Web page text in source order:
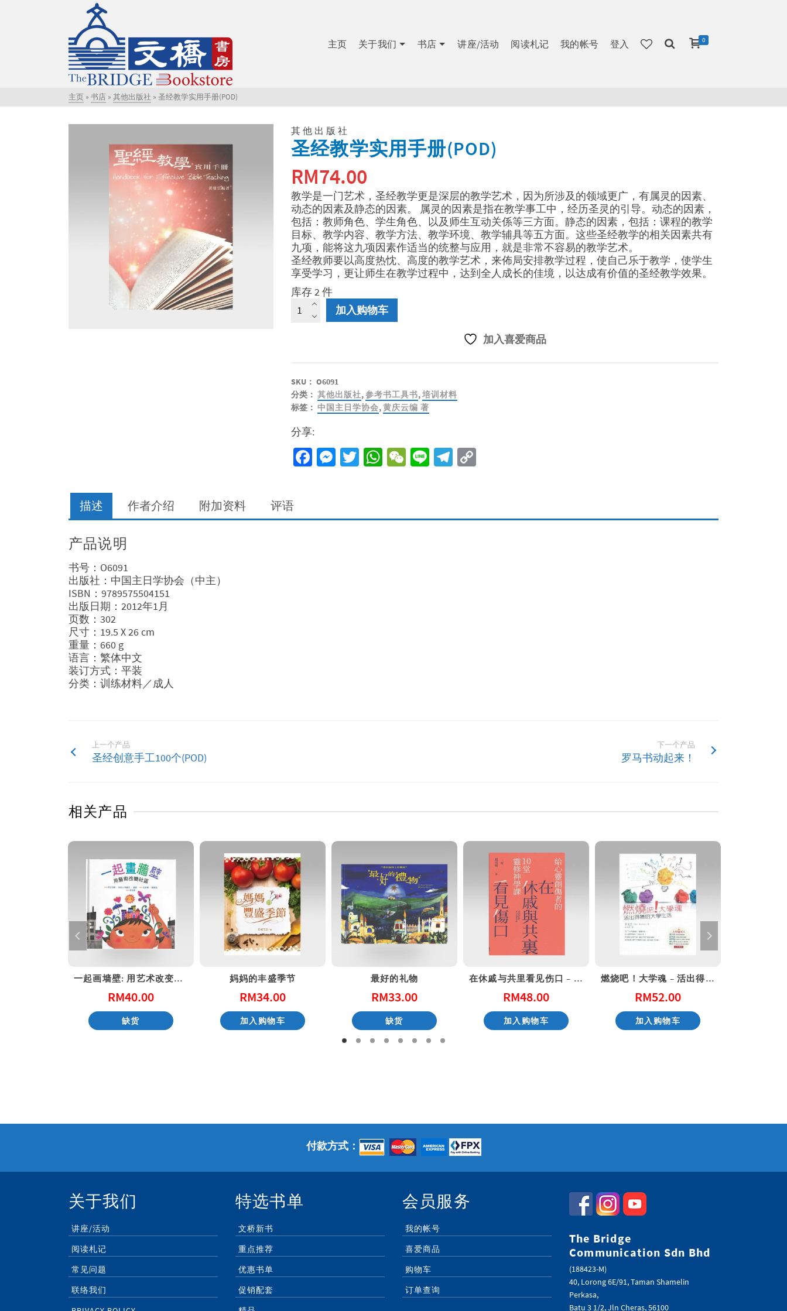
主页 关于我们 书店 讲座/活动 阅读札记 我的帐号 登入 0
主页 » 书店 » 其他出版社 » 圣经教学实用手册(POD)
其他出版社
圣经教学实用手册(POD)
RM74.00
教学是一门艺术，圣经教学更是深层的教学艺术，因为所涉及的领域更广，有属灵的因素、
动态的因素及静态的因素。 属灵的因素是指在教学事工中，经历圣灵的引导。动态的因素，
包括：教师角色、学生角色、以及师生互动关係等三方面。静态的因素，包括：课程的教学
目标、教学内容、教学方法、教学环境、教学辅具等五方面。这些圣经教学的相关因素共有
九项，能将这九项因素作适当的统整与应用，就是非常不容易的教学艺术。
圣经教师要以高度热忱、高度的教学艺术，来佈局安排教学过程，使自己乐于教学，使学生
享受学习，更让师生在教学过程中，达到全人成长的佳境，以达成有价值的圣经教学效果。
库存 2 件
圣
经
手
册
(POD)
量
加入购物车
加入喜爱商品
SKU： O6091
分类： 其他出版社,参考书工具书,培训材料
标签： 中国主日学协会,黄庆云编 著
分享:
Facebook
Messenger
Twitter
WhatsApp
WeChat
LineTelegram
Copy
描述 作者介绍 附加资料 评语
产品说明
书号：O6091
出版社：中国主日学协会（中主）
ISBN：9789575504151
出版日期：2012年1月
页数：302
尺寸：19.5 X 26 cm
重量：660 g
语言：繁体中文
装订方式：平装
分类：训练材料／成人
上一个产品
圣经创意手工100个(POD)
下一个产品
罗马书动起来！
相关产品
一起画墙壁: 用艺术改变社区 (港版)
RM40.00
缺货
妈妈的丰盛季节
RM34.00
加入购物车
最好的礼物
RM33.00
缺货
在休戚与共里看见伤口 – 给心灵创伤（二版）
RM48.00
加入购物车
燃烧吧！大学魂 – 活出得胜的大学生活
RM52.00
加入购物车
付款方式：
关于我们
讲座/活动
阅读札记
常见问题
联络我们
特选书单
文桥新书
重点推荐
优惠书单
促销配套
会员服务
我的帐号
喜爱商品
购物车
订单查询
The Bridge
Communication Sdn Bhd
(188423-M)
40, Lorong 6E/91, Taman Shamelin
Perkasa,
Batu 3 1/2, Jln Cheras, 56100